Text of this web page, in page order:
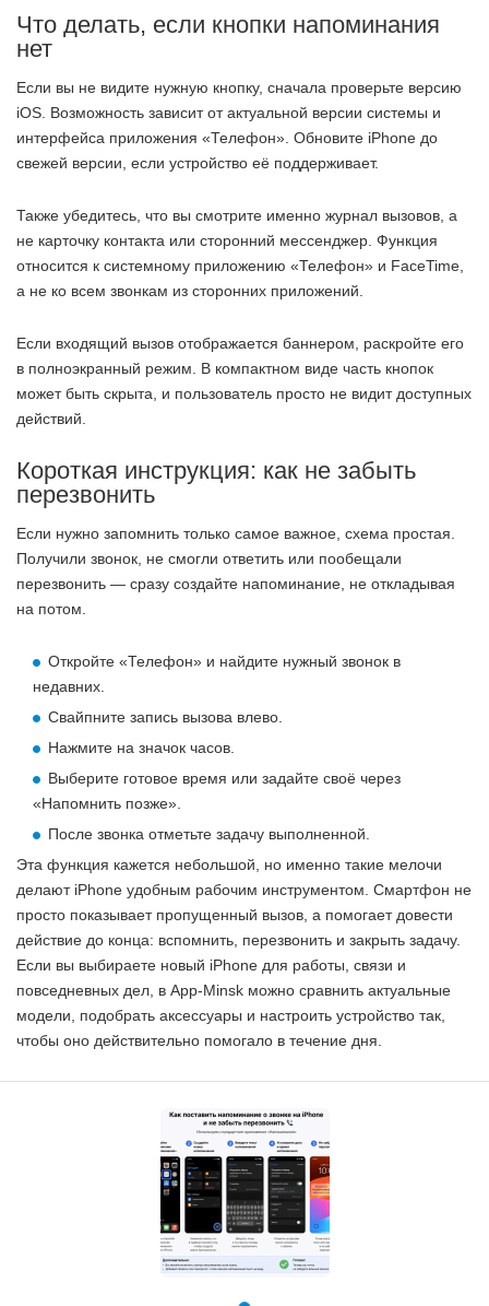
Что делать, если кнопки напоминания
нет
Если вы не видите нужную кнопку, сначала проверьте версию
iOS. Возможность зависит от актуальной версии системы и
интерфейса приложения «Телефон». Обновите iPhone до
свежей версии, если устройство её поддерживает.
Также убедитесь, что вы смотрите именно журнал вызовов, а
не карточку контакта или сторонний мессенджер. Функция
относится к системному приложению «Телефон» и FaceTime,
а не ко всем звонкам из сторонних приложений.
Если входящий вызов отображается баннером, раскройте его
в полноэкранный режим. В компактном виде часть кнопок
может быть скрыта, и пользователь просто не видит доступных
действий.
Короткая инструкция: как не забыть
перезвонить
Если нужно запомнить только самое важное, схема простая.
Получили звонок, не смогли ответить или пообещали
перезвонить — сразу создайте напоминание, не откладывая
на потом.
Откройте «Телефон» и найдите нужный звонок в
недавних.
Свайпните запись вызова влево.
Нажмите на значок часов.
Выберите готовое время или задайте своё через
«Напомнить позже».
После звонка отметьте задачу выполненной.
Эта функция кажется небольшой, но именно такие мелочи
делают iPhone удобным рабочим инструментом. Смартфон не
просто показывает пропущенный вызов, а помогает довести
действие до конца: вспомнить, перезвонить и закрыть задачу.
Если вы выбираете новый iPhone для работы, связи и
повседневных дел, в App-Minsk можно сравнить актуальные
модели, подобрать аксессуары и настроить устройство так,
чтобы оно действительно помогало в течение дня.